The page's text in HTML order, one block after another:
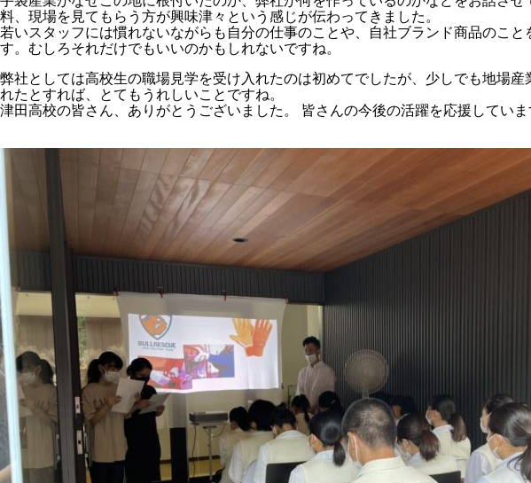
料、現場を見てもらう方が興味津々という感じが伝わってきました。
若いスタッフには慣れないながらも自分の仕事のことや、自社ブランド商品のこ
す。むしろそれだけでもいいのかもしれないですね。
弊社としては高校生の職場見学を受け入れたのは初めてでしたが、少しでも地場
れたとすれば、とてもうれしいことですね。
津田高校の皆さん、ありがとうございました。 皆さんの今後の活躍を応援していま